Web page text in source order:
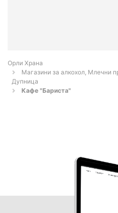
Орли Храна
Магазини за алкохол, Млечни
Дупница
Кафе "Бариста"